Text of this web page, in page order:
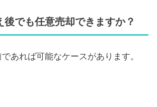
後でも任意売却できますか？
あれば可能なケースがあります。